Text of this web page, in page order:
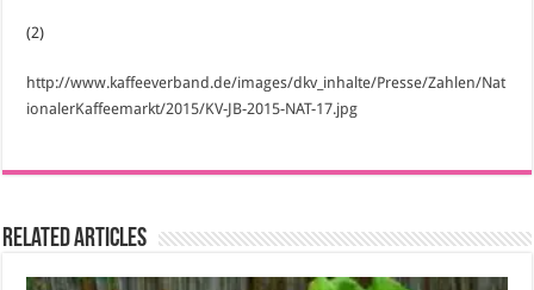
(2)
http://www.kaffeeverband.de/images/dkv_inhalte/Presse/Zahlen/Nat
ionalerKaffeemarkt/2015/KV-JB-2015-NAT-17.jpg
Related Articles